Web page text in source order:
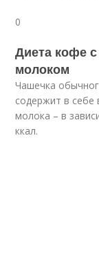
0
Диета кофе
молоком
Чашечка
содержит в себе
молока – в
ккал.